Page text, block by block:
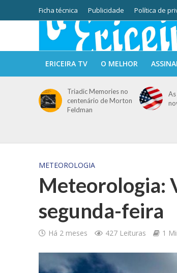
Ficha técnica Publicidade Política de
ERICEIRA TV O MELHOR
Triadic Memories no
centenário de Morton
Feldman
METEOROLOGIA
Meteorologia:
segunda-feira
Há 2 meses 427 Leituras 1